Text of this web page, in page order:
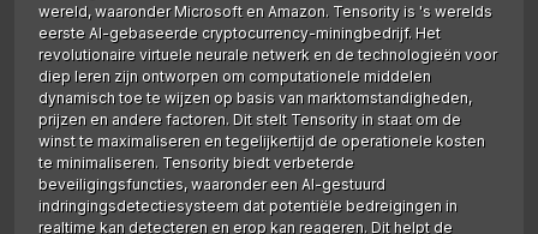
wereld, waaronder Microsoft en Amazon. Tensority is 's werelds
eerste AI-gebaseerde cryptocurrency-miningbedrijf. Het
revolutionaire virtuele neurale netwerk en de technologieën voor
diep leren zijn ontworpen om computationele middelen
dynamisch toe te wijzen op basis van marktomstandigheden,
prijzen en andere factoren. Dit stelt Tensority in staat om de
winst te maximaliseren en tegelijkertijd de operationele kosten
te minimaliseren. Tensority biedt verbeterde
beveiligingsfuncties, waaronder een AI-gestuurd
indringingsdetectiesysteem dat potentiële bedreigingen in
realtime kan detecteren en erop kan reageren. Dit helpt de